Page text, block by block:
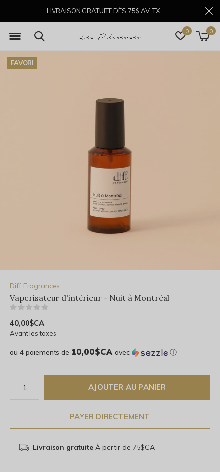
0 0
LIVRAISON GRATUITE DÈS 75$ AV. TX.
FAVORI
Diff Fragrances
Vaporisateur d'intérieur - Nuit à Montréal
40,00$CA
Avant les taxes
ou 4 paiements de 10,00$CA avec ⓘ
AJOUTER AU PANIER
PAYER DIRECTEMENT
Livraison gratuiteÀ partir de 75$CA